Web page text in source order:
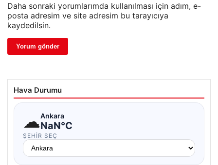
Daha sonraki yorumlarımda kullanılması için adım, e-
posta adresim ve site adresim bu tarayıcıya
kaydedilsin.
Hava Durumu
☁Ankara
NaN°C
ŞEHIR SEÇ